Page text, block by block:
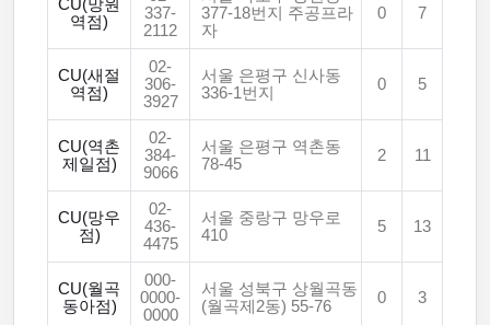
CU(망원
역점)
337-
2112
377-18번지 주공프라
자
0 7
CU(새절
역점)
02-
306-
3927
서울 은평구 신사동
336-1번지
0 5
CU(역촌
제일점)
02-
384-
9066
서울 은평구 역촌동
78-45
2 11
CU(망우
점)
02-
436-
4475
서울 중랑구 망우로
410
5 13
CU(월곡
동아점)
000-
0000-
0000
서울 성북구 상월곡동
(월곡제2동) 55-76
0 3